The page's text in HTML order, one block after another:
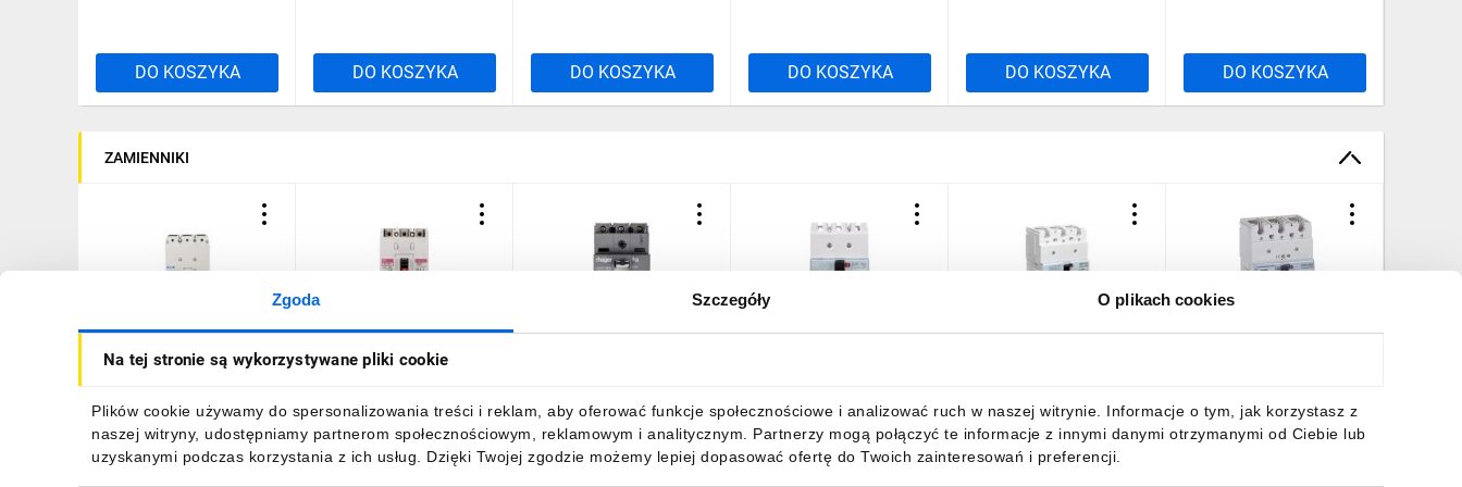
Zgoda Szczegóły O plikach cookies
Na tej stronie są wykorzystywane pliki cookie
Plików cookie używamy do spersonalizowania treści i reklam, aby oferować funkcje społecznościowe i analizować ruch w naszej witrynie. Informacje o tym, jak korzystasz z
naszej witryny, udostępniamy partnerom społecznościowym, reklamowym i analitycznym. Partnerzy mogą połączyć te informacje z innymi danymi otrzymanymi od Ciebie lub
uzyskanymi podczas korzystania z ich usług. Dzięki Twojej zgodzie możemy lepiej dopasować ofertę do Twoich zainteresowań i preferencji.
DO KOSZYKA DO KOSZYKA DO KOSZYKA DO KOSZYKA DO KOSZYKA DO KOSZYKA
ZAMIENNIKI
Wyłącznik mocy 3P 100A
25kA NZMB1-A100
1461,86 złbrutto
Wyłącznik kompaktowy 3P
100A 25kA /wyzwalacz
125/3L 004671025
733,30 złbrutto 1191,57 złbrutto 1004,01 zł brutto 1194,34 zł brutto 2695,62 złbrutto